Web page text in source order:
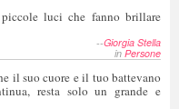
luci che fanno brillare
--Giorgia Stella
in Persone
il suo cuore e il tuo battevano
resta solo un grande e